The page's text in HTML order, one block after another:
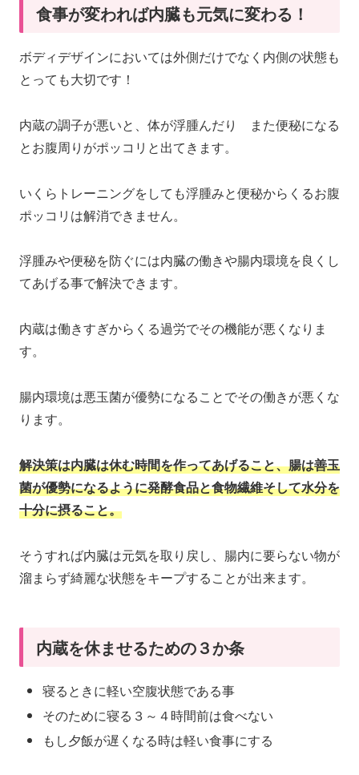
食事が変われば内臓も元気に変わる！
ボディデザインにおいては外側だけでなく内側の状態も
とっても大切です！
内蔵の調子が悪いと、体が浮腫んだり また便秘になる
とお腹周りがポッコリと出てきます。
いくらトレーニングをしても浮腫みと便秘からくるお腹
ポッコリは解消できません。
浮腫みや便秘を防ぐには内臓の働きや腸内環境を良くし
てあげる事で解決できます。
内蔵は働きすぎからくる過労でその機能が悪くなりま
す。
腸内環境は悪玉菌が優勢になることでその働きが悪くな
ります。
解決策は内臓は休む時間を作ってあげること、腸は善玉
菌が優勢になるように発酵食品と食物繊維そして水分を
十分に摂ること。
そうすれば内臓は元気を取り戻し、腸内に要らない物が
溜まらず綺麗な状態をキープすることが出来ます。
内蔵を休ませるための３か条
寝るときに軽い空腹状態である事
そのために寝る３～４時間前は食べない
もし夕飯が遅くなる時は軽い食事にする